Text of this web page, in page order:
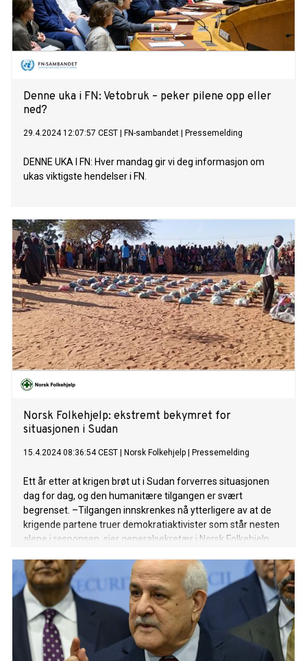
Denne uka i FN: Vetobruk – peker pilene opp eller
ned?
29.4.2024 12:07:57 CEST FN-sambandet Pressemelding
DENNE UKA I FN: Hver mandag gir vi deg informasjon om
ukas viktigste hendelser i FN.
Norsk Folkehjelp: ekstremt bekymret for
situasjonen i Sudan
15.4.2024 08:36:54 CEST Norsk Folkehjelp Pressemelding
Ett år etter at krigen brøt ut i Sudan forverres situasjonen
dag for dag, og den humanitære tilgangen er svært
begrenset. –Tilgangen innskrenkes nå ytterligere av at de
krigende partene truer demokratiaktivister som står nesten
alene i responsen, sier generalsekretær i Norsk Folkehjelp,